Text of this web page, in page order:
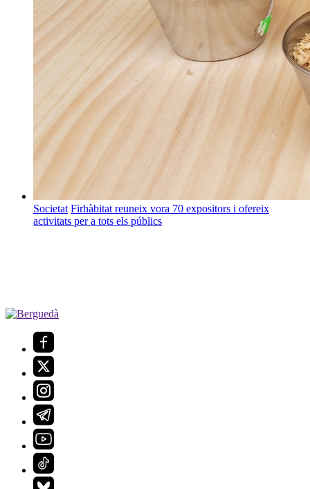
Societat Firhàbitat reuneix vora 70 expositors i ofereix
activitats per a tots els públics